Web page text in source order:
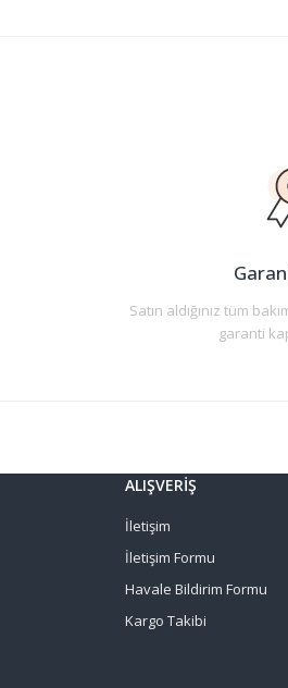
Satın aldığınız tüm
garanti
ALIŞVERİŞ
İletişim
İletişim Formu
Havale Bildirim Formu
Kargo Takibi